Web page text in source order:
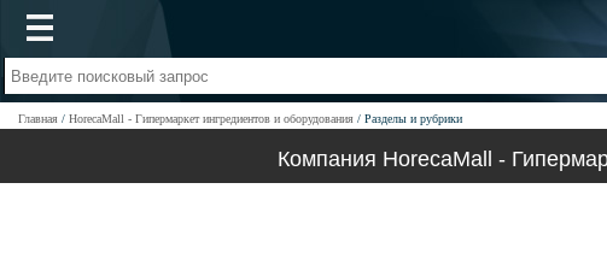
Главная HorecaMall - Гипермаркет ингредиентов и оборудования Разделы и рубрики
Компания HorecaMall -